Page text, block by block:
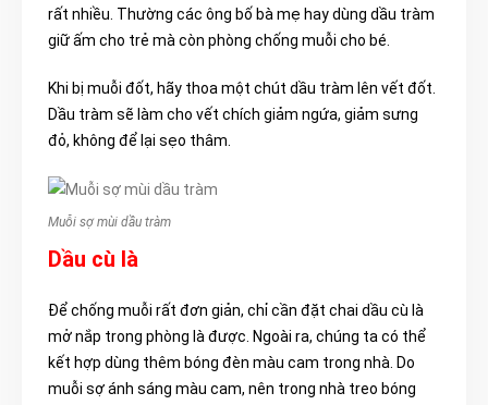
rất nhiều. Thường các ông bố bà mẹ hay dùng dầu tràm
giữ ấm cho trẻ mà còn phòng chống muỗi cho bé.
Khi bị muỗi đốt, hãy thoa một chút dầu tràm lên vết đốt.
Dầu tràm sẽ làm cho vết chích giảm ngứa, giảm sưng
đỏ, không để lại sẹo thâm.
Muỗi sợ mùi dầu tràm
Dầu cù là
Để chống muỗi rất đơn giản, chỉ cần đặt chai dầu cù là
mở nắp trong phòng là được. Ngoài ra, chúng ta có thể
kết hợp dùng thêm bóng đèn màu cam trong nhà. Do
muỗi sợ ánh sáng màu cam, nên trong nhà treo bóng